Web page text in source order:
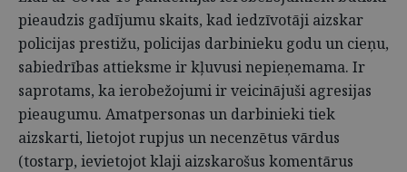
pieaudzis gadījumu skaits, kad iedzīvotāji aizskar
policijas prestižu, policijas darbinieku godu un cieņu,
sabiedrības attieksme ir kļuvusi nepieņemama. Ir
saprotams, ka ierobežojumi ir veicinājuši agresijas
pieaugumu. Amatpersonas un darbinieki tiek
aizskarti, lietojot rupjus un necenzētus vārdus
(tostarp, ievietojot klaji aizskarošus komentārus